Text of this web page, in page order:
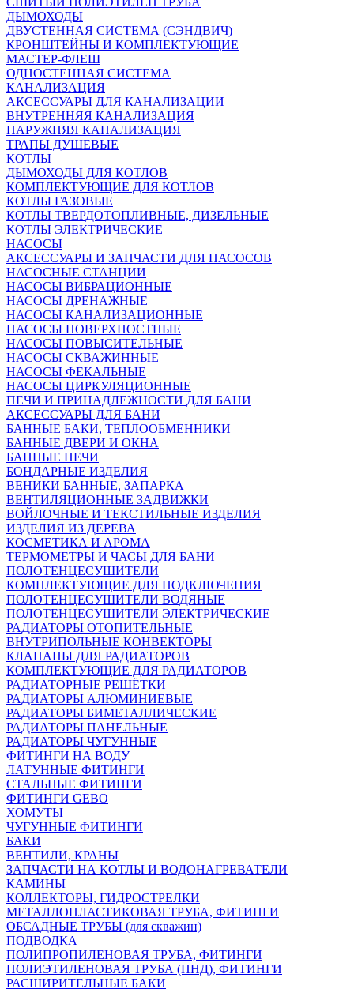
ДЫМОХОДЫ
ДВУСТЕННАЯ СИСТЕМА (СЭНДВИЧ)
КРОНШТЕЙНЫ И КОМПЛЕКТУЮЩИЕ
МАСТЕР-ФЛЕШ
ОДНОСТЕННАЯ СИСТЕМА
КАНАЛИЗАЦИЯ
АКСЕССУАРЫ ДЛЯ КАНАЛИЗАЦИИ
ВНУТРЕННЯЯ КАНАЛИЗАЦИЯ
НАРУЖНЯЯ КАНАЛИЗАЦИЯ
ТРАПЫ ДУШЕВЫЕ
КОТЛЫ
ДЫМОХОДЫ ДЛЯ КОТЛОВ
КОМПЛЕКТУЮЩИЕ ДЛЯ КОТЛОВ
КОТЛЫ ГАЗОВЫЕ
КОТЛЫ ТВЕРДОТОПЛИВНЫЕ, ДИЗЕЛЬНЫЕ
КОТЛЫ ЭЛЕКТРИЧЕСКИЕ
НАСОСЫ
АКСЕССУАРЫ И ЗАПЧАСТИ ДЛЯ НАСОСОВ
НАСОСНЫЕ СТАНЦИИ
НАСОСЫ ВИБРАЦИОННЫЕ
НАСОСЫ ДРЕНАЖНЫЕ
НАСОСЫ КАНАЛИЗАЦИОННЫЕ
НАСОСЫ ПОВЕРХНОСТНЫЕ
НАСОСЫ ПОВЫСИТЕЛЬНЫЕ
НАСОСЫ СКВАЖИННЫЕ
НАСОСЫ ФЕКАЛЬНЫЕ
НАСОСЫ ЦИРКУЛЯЦИОННЫЕ
ПЕЧИ И ПРИНАДЛЕЖНОСТИ ДЛЯ БАНИ
АКСЕССУАРЫ ДЛЯ БАНИ
БАННЫЕ БАКИ, ТЕПЛООБМЕННИКИ
БАННЫЕ ДВЕРИ И ОКНА
БАННЫЕ ПЕЧИ
БОНДАРНЫЕ ИЗДЕЛИЯ
ВЕНИКИ БАННЫЕ, ЗАПАРКА
ВЕНТИЛЯЦИОННЫЕ ЗАДВИЖКИ
ВОЙЛОЧНЫЕ И ТЕКСТИЛЬНЫЕ ИЗДЕЛИЯ
ИЗДЕЛИЯ ИЗ ДЕРЕВА
КОСМЕТИКА И АРОМА
ТЕРМОМЕТРЫ И ЧАСЫ ДЛЯ БАНИ
ПОЛОТЕНЦЕСУШИТЕЛИ
КОМПЛЕКТУЮЩИЕ ДЛЯ ПОДКЛЮЧЕНИЯ
ПОЛОТЕНЦЕСУШИТЕЛИ ВОДЯНЫЕ
ПОЛОТЕНЦЕСУШИТЕЛИ ЭЛЕКТРИЧЕСКИЕ
РАДИАТОРЫ ОТОПИТЕЛЬНЫЕ
ВНУТРИПОЛЬНЫЕ КОНВЕКТОРЫ
КЛАПАНЫ ДЛЯ РАДИАТОРОВ
КОМПЛЕКТУЮЩИЕ ДЛЯ РАДИАТОРОВ
РАДИАТОРНЫЕ РЕШЁТКИ
РАДИАТОРЫ АЛЮМИНИЕВЫЕ
РАДИАТОРЫ БИМЕТАЛЛИЧЕСКИЕ
РАДИАТОРЫ ПАНЕЛЬНЫЕ
РАДИАТОРЫ ЧУГУННЫЕ
ФИТИНГИ НА ВОДУ
ЛАТУННЫЕ ФИТИНГИ
СТАЛЬНЫЕ ФИТИНГИ
ФИТИНГИ GEBO
ХОМУТЫ
ЧУГУННЫЕ ФИТИНГИ
БАКИ
ВЕНТИЛИ, КРАНЫ
ЗАПЧАСТИ НА КОТЛЫ И ВОДОНАГРЕВАТЕЛИ
КАМИНЫ
КОЛЛЕКТОРЫ, ГИДРОСТРЕЛКИ
МЕТАЛЛОПЛАСТИКОВАЯ ТРУБА, ФИТИНГИ
ОБСАДНЫЕ ТРУБЫ (для скважин)
ПОДВОДКА
ПОЛИПРОПИЛЕНОВАЯ ТРУБА, ФИТИНГИ
ПОЛИЭТИЛЕНОВАЯ ТРУБА (ПНД), ФИТИНГИ
РАСШИРИТЕЛЬНЫЕ БАКИ